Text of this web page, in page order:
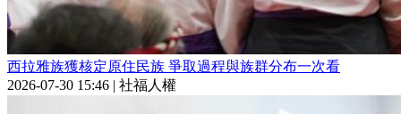
西拉雅族獲核定原住民族 爭取過程與族群分布一次看
2026-07-30 15:46 | 社福人權